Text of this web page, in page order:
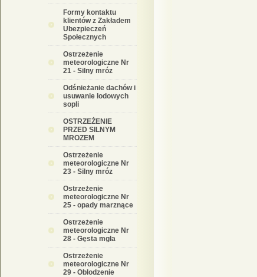
Formy kontaktu
klientów z Zakładem
Ubezpieczeń
Społecznych
Ostrzeżenie
meteorologiczne Nr
21 - Silny mróz
Odśnieżanie dachów i
usuwanie lodowych
sopli
OSTRZEŻENIE
PRZED SILNYM
MROZEM
Ostrzeżenie
meteorologiczne Nr
23 - Silny mróz
Ostrzeżenie
meteorologiczne Nr
25 - opady marznące
Ostrzeżenie
meteorologiczne Nr
28 - Gęsta mgła
Ostrzeżenie
meteorologiczne Nr
29 - Oblodzenie